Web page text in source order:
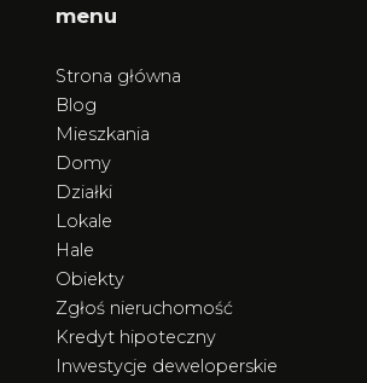
menu
Strona główna
Blog
Mieszkania
Domy
Działki
Lokale
Hale
Obiekty
Zgłoś nieruchomość
Kredyt hipoteczny
Inwestycje deweloperskie